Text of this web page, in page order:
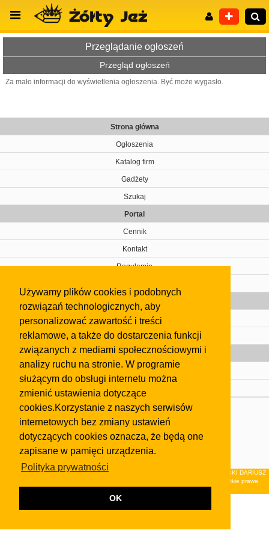
Używamy plików cookies i podobnych
rozwiązań technologicznych, aby
personalizować zawartość i treści
reklamowe, a także do dostarczenia funkcji
związanych z mediami społecznościowymi i
analizy ruchu na stronie. W programie
służącym do obsługi internetu można
zmienić ustawienia dotyczące
cookies.Korzystanie z naszych serwisów
internetowych bez zmiany ustawień
dotyczących cookies oznacza, że będą one
zapisane w pamięci urządzenia.
Polityka prywatności
OK
Przeglądanie ogłoszeń
Przegląd ogłoszeń
Za mało informacji do wyświetlenia ogłoszenia. Być może wygasło.
Strona główna
Ogłoszenia
Katalog firm
Gadżety
Szukaj
Portal
Cennik
Kontakt
Regulamin
Gazeta
Olkusz
Kontakt
Strefa dla biznesu
Biura nieruchomości
Dealerzy i autokomisy
Skontaktuj się z nami
regulaminuiPolityki Prywatności.
Klauzula FB
© 2026Wydawnictwo NEON sp. z o.o. (dawniej: FIRMA NEON MAREK KLUCZEWSKI DARIUSZ
KRAWCZYK s.c.) z siedzibą w Olkuszu, ul.Żuradzka 15, 32-300 Olkusz . Wszystkie prawa